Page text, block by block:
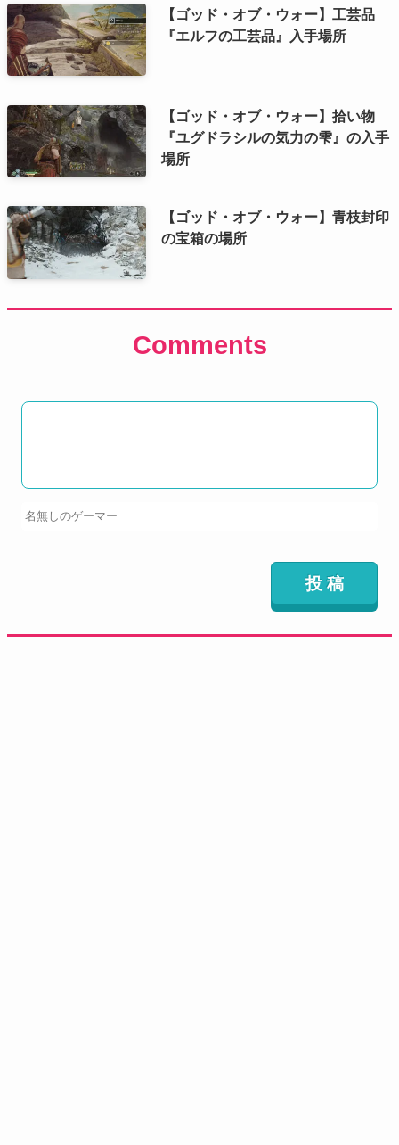
【ゴッド・オブ・ウォー】工芸品
『エルフの工芸品』入手場所
【ゴッド・オブ・ウォー】拾い物
『ユグドラシルの気力の雫』の入手
場所
【ゴッド・オブ・ウォー】青枝封印
の宝箱の場所
Comments